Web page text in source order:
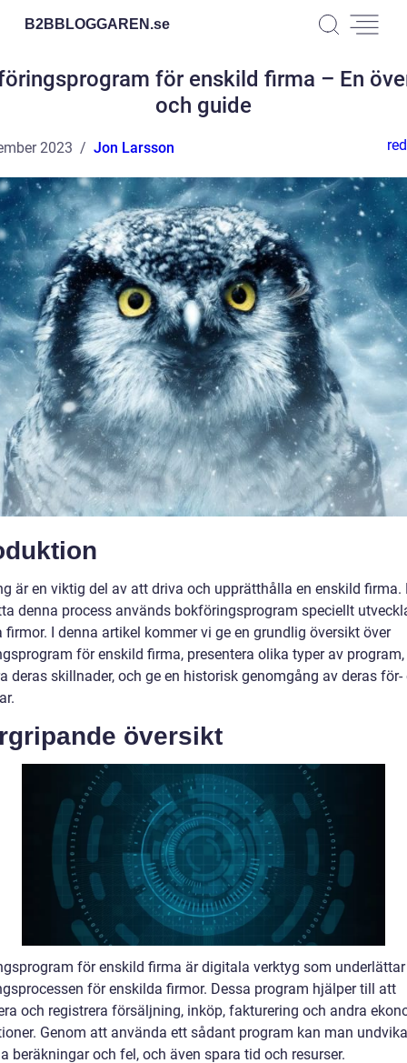
B2BBLOGGAREN.se
för enskild firma – En
och guide
2023 Jon Larsson
är en viktig del av att driva och upprätthålla en enskild firma.
denna process används bokföringsprogram speciellt
firmor. I denna artikel kommer vi ge en grundlig översikt över
för enskild firma, presentera olika typer av program,
deras skillnader, och ge en historisk genomgång av deras för-
översikt
för enskild firma är digitala verktyg som underlättar
för enskilda firmor. Dessa program hjälper till att
och registrera försäljning, inköp, fakturering och andra
Genom att använda ett sådant program kan man undvika
beräkningar och fel, och även spara tid och resurser.